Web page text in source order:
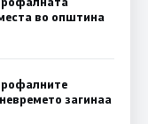
во општина
загинаа